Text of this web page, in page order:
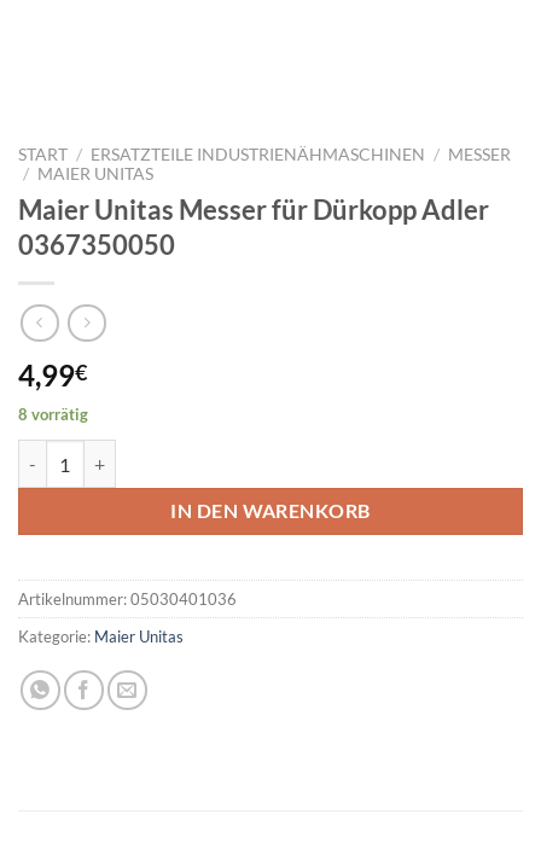
START / ERSATZTEILE INDUSTRIENÄHMASCHINEN / MESSER
/ MAIER UNITAS
Maier Unitas Messer für Dürkopp Adler
0367350050
4,99€
8 vorrätig
IN DEN WARENKORB
Artikelnummer:05030401036
Kategorie: Maier Unitas